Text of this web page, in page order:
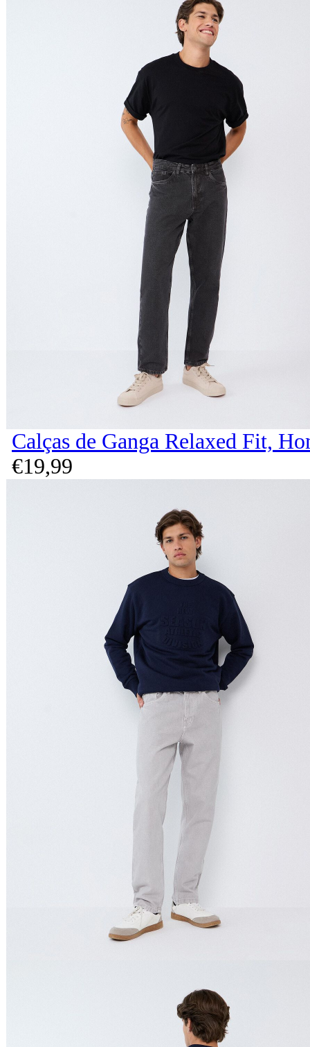
Calças de Ganga Relaxed Fit,
€19,99